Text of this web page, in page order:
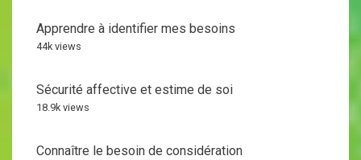
Apprendre à identifier mes besoins
44k views
Sécurité affective et estime de soi
18.9k views
Connaître le besoin de considération